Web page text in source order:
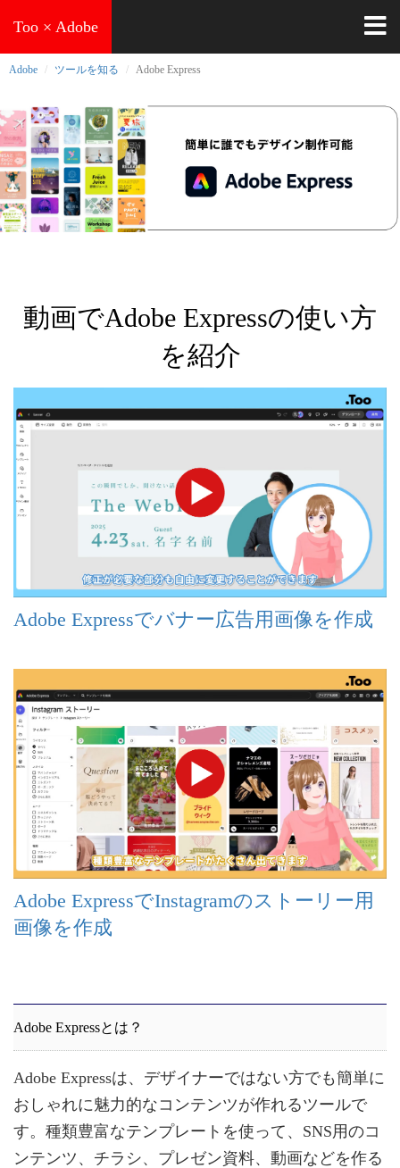
Too × Adobe
Adobe ツールを知る Adobe Express
動画でAdobe Expressの使い方
を紹介
Adobe Expressでバナー広告用画像を作成
Adobe ExpressでInstagramのストーリー用
画像を作成
Adobe Expressとは？
Adobe Expressは、デザイナーではない方でも簡単に
おしゃれに魅力的なコンテンツが作れるツールで
す。種類豊富なテンプレートを使って、SNS用のコ
ンテンツ、チラシ、プレゼン資料、動画などを作る